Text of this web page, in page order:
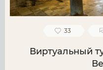
33
Виртуальный